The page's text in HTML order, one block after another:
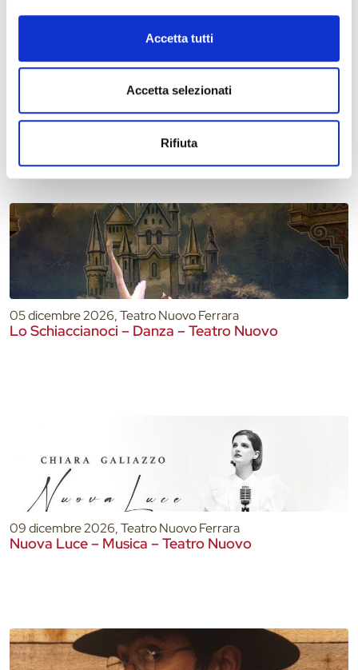
Accetta tutti
Accetta selezionati
Rifiuta
04 dicembre 2026 - 19 dicembre 2026, Jazz Club Ferrara via
Programma Jazz Club – Dicembre 2026
05 dicembre 2026, Teatro Nuovo Ferrara
Lo Schiaccianoci – Danza – Teatro Nuovo
09 dicembre 2026, Teatro Nuovo Ferrara
Nuova Luce – Musica – Teatro Nuovo